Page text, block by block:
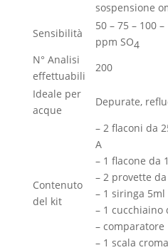
sospensione
Sensibilità
50 – 75 – 100
ppm SO4
N° Analisi
effettuabili
200
Ideale per
acque
Depurate,
Contenuto
del kit
– 2 flaconi da
A
– 1 flacone da
– 2 provette
– 1 siringa 5ml
– 1 cucchiaino
– comparatore
– 1 scala